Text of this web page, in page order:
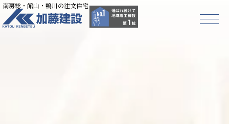
南房総・館山・鴨川の注文住宅